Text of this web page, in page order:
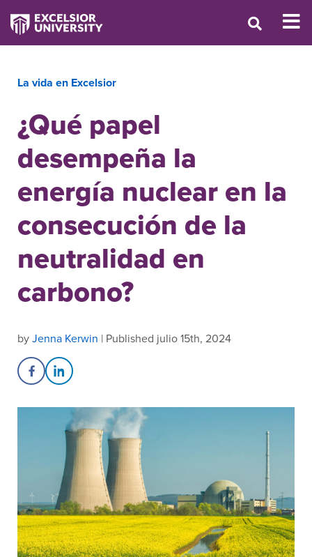
La vida en Excelsior
¿Qué papel
desempeña la
energía nuclear en la
consecución de la
neutralidad en
carbono?
byJenna Kerwin | Published julio 15th, 2024
Share on Facebook
Share on LinkedIn